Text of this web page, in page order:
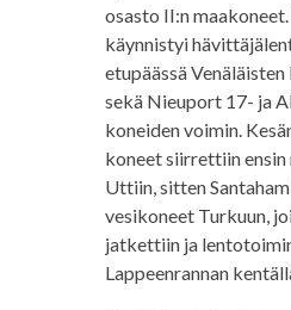
osasto II:n
käynnistyi
etupäässä
sekä Nieuport 17- ja
koneiden voimin.
koneet siirrettiin ensin
Uttiin, sitten
vesikoneet Turkuun,
jatkettiin ja
Lappeenrannan